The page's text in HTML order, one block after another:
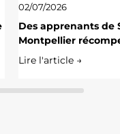
02/07/2026
Des apprenants de
Montpellier
Lire l'article →